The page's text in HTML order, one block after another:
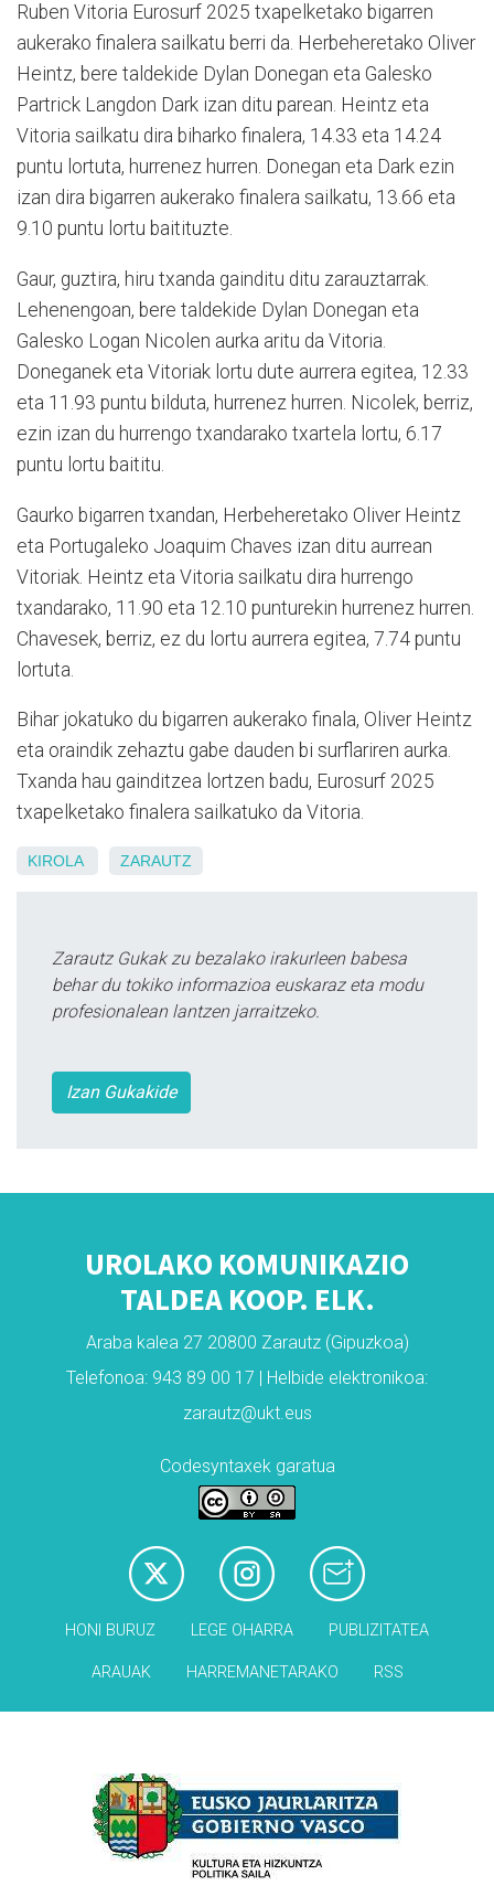
Ruben Vitoria Eurosurf 2025 txapelketako bigarren
aukerako finalera sailkatu berri da. Herbeheretako Oliver
Heintz, bere taldekide Dylan Donegan eta Galesko
Partrick Langdon Dark izan ditu parean. Heintz eta
Vitoria sailkatu dira biharko finalera, 14.33 eta 14.24
puntu lortuta, hurrenez hurren. Donegan eta Dark ezin
izan dira bigarren aukerako finalera sailkatu, 13.66 eta
9.10 puntu lortu baitituzte.
Gaur, guztira, hiru txanda gainditu ditu zarauztarrak.
Lehenengoan, bere taldekide Dylan Donegan eta
Galesko Logan Nicolen aurka aritu da Vitoria.
Doneganek eta Vitoriak lortu dute aurrera egitea, 12.33
eta 11.93 puntu bilduta, hurrenez hurren. Nicolek, berriz,
ezin izan du hurrengo txandarako txartela lortu, 6.17
puntu lortu baititu.
Gaurko bigarren txandan, Herbeheretako Oliver Heintz
eta Portugaleko Joaquim Chaves izan ditu aurrean
Vitoriak. Heintz eta Vitoria sailkatu dira hurrengo
txandarako, 11.90 eta 12.10 punturekin hurrenez hurren.
Chavesek, berriz, ez du lortu aurrera egitea, 7.74 puntu
lortuta.
Bihar jokatuko du bigarren aukerako finala, Oliver Heintz
eta oraindik zehaztu gabe dauden bi surflariren aurka.
Txanda hau gainditzea lortzen badu, Eurosurf 2025
txapelketako finalera sailkatuko da Vitoria.
KIROLA ZARAUTZ
Zarautz Gukak zu bezalako irakurleen babesa
behar du tokiko informazioa euskaraz eta modu
profesionalean lantzen jarraitzeko.
Izan Gukakide
UROLAKO KOMUNIKAZIO
TALDEA KOOP. ELK.
Araba kalea 27 20800 Zarautz (Gipuzkoa)
Telefonoa: 943 89 00 17 | Helbide elektronikoa:
zarautz@ukt.eus
Codesyntaxek garatua
HONI BURUZ LEGE OHARRA PUBLIZITATEA
ARAUAK HARREMANETARAKO RSS